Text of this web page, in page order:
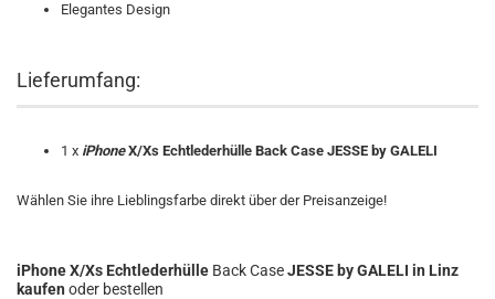
Elegantes Design
Lieferumfang:
1 x iPhoneX/Xs Echtlederhülle Back Case JESSE by GALELI
Wählen Sie ihre Lieblingsfarbe direkt über der Preisanzeige!
iPhone X/Xs Echtlederhülle Back CaseJESSE by GALELI in Linz
kaufen oder bestellen